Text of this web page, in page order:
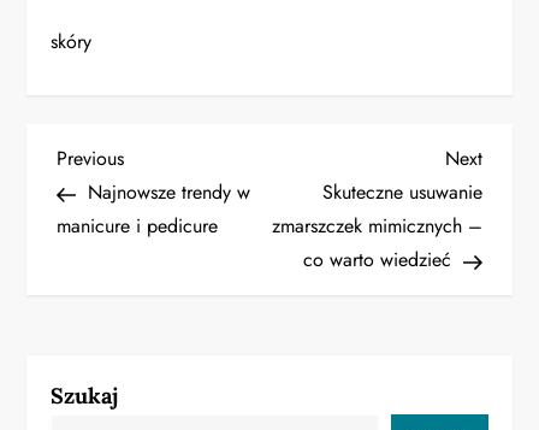
skóry
N
a
g
Previous
Post
Previous
Najnowsze trendy w
manicure i pedicure
Next
Post
Next
Skuteczne usuwanie
zmarszczek mimicznych –
co warto wiedzieć
Szukaj